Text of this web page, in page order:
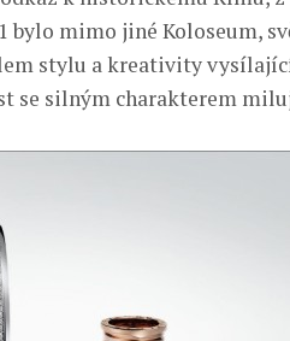
bylo mimo jiné Koloseum,
stylu a kreativity vysílající
se silným charakterem